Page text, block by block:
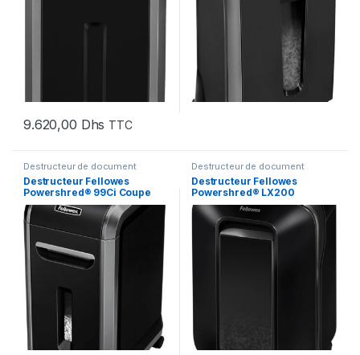
9.620,00 Dhs TTC
Destructeur de document
Destructeur Fellowes
Powershred® 99Ci Coupe
croisée (4691001)
Destructeur de document
Destructeur Fellowes
Powershred® LX200
(5502201)